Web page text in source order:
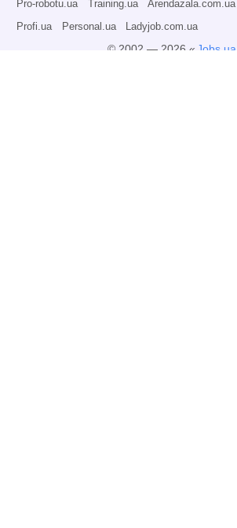
Pro-robotu.ua Training.ua Arendazala.com.ua
Profi.ua Personal.ua Ladyjob.com.ua
© 2002 — 2026 « Jobs.ua